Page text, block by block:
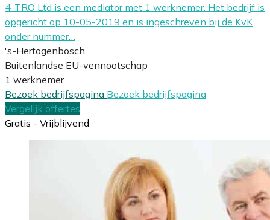
4-TRO Ltd is een mediator met 1 werknemer. Het bedrijf is
opgericht op 10-05-2019 en is ingeschreven bij de KvK
onder nummer…
's-Hertogenbosch
Buitenlandse EU-vennootschap
1 werknemer
Bezoek bedrijfspagina Bezoek bedrijfspagina
Vergelijk offertes
Gratis - Vrijblijvend